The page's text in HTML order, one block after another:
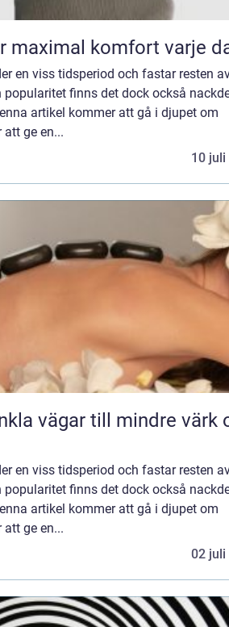
maximal komfort varje
en viss tidsperiod och fastar resten
finns det dock också
artikel kommer att gå i djupet om
ge en...
10 juli
en viss tidsperiod och fastar resten
finns det dock också
artikel kommer att gå i djupet om
ge en...
02 juli